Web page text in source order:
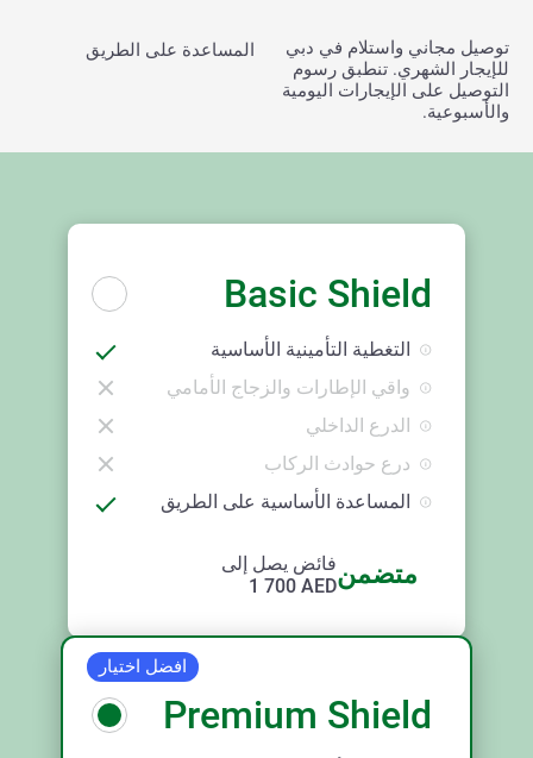
توصيل مجاني واستلام في دبي
للإيجار الشهري. تنطبق رسوم
التوصيل على الإيجارات اليومية
والأسبوعية.
المساعدة على الطريق
Basic Shield
التغطية التأمينية الأساسية
واقي الإطارات والزجاج الأمامي
الدرع الداخلي
درع حوادث الركاب
المساعدة الأساسية على الطريق
متضمنفائض يصل إلى
1 700 AED
افضل اختيار
Premium Shield